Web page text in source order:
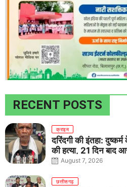
RECENT POSTS
क्राइम
दरिंदगी की इंतहा:
की हत्या, 21 दिन बाद
August 7, 2026
छत्तीसगढ़